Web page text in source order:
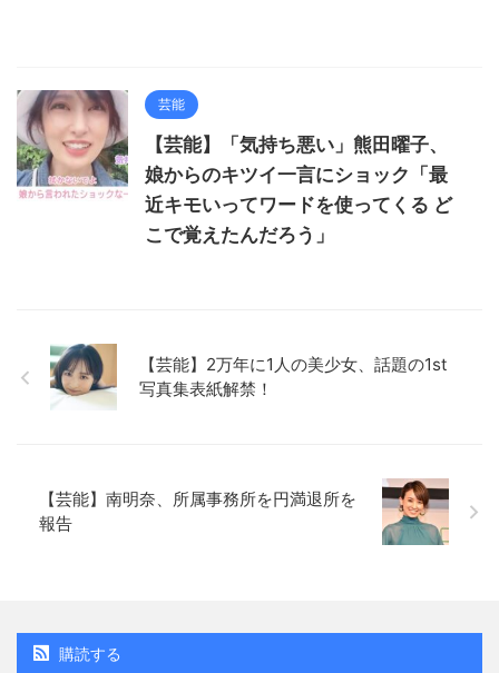
芸能
【芸能】「気持ち悪い」熊田曜子、
娘からのキツイ一言にショック「最
近キモいってワードを使ってくる ど
こで覚えたんだろう」
【芸能】2万年に1人の美少女、話題の1st
写真集表紙解禁！
【芸能】南明奈、所属事務所を円満退所を
報告
購読する